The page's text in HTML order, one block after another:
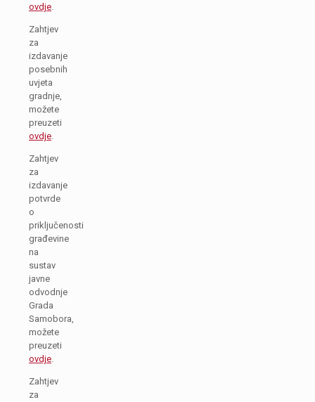
ovdje.
Zahtjev
za
izdavanje
posebnih
uvjeta
gradnje,
možete
preuzeti
ovdje.
Zahtjev
za
izdavanje
potvrde
o
priključenosti
građevine
na
sustav
javne
odvodnje
Grada
Samobora,
možete
preuzeti
ovdje.
Zahtjev
za